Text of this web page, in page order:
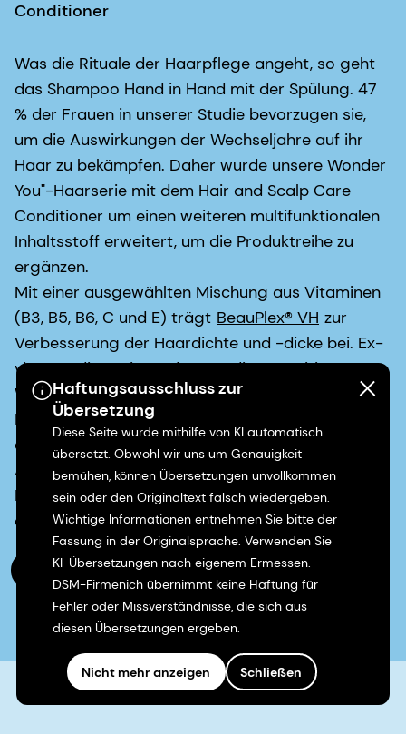
Conditioner
Was die Rituale der Haarpflege angeht, so geht
das Shampoo Hand in Hand mit der Spülung. 47
% der Frauen in unserer Studie bevorzugen sie,
um die Auswirkungen der Wechseljahre auf ihr
Haar zu bekämpfen. Daher wurde unsere Wonder
You"-Haarserie mit dem Hair and Scalp Care
Conditioner um einen weiteren multifunktionalen
Inhaltsstoff erweitert, um die Produktreihe zu
ergänzen.
Mit einer ausgewählten Mischung aus Vitaminen
(B3, B5, B6, C und E) trägt BeauPlex® VH zur
Verbesserung der Haardichte und -dicke bei. Ex-
vivo-Studien zeigen, dass es diese positiven
Wirkungen hat, indem es die Proliferation der
Keratinozyten der Follikel um 76 % verbessert und
die anagene Phase der Haarfollikel verdoppelt.
Außerdem verbessert es die Hydratation und die
Barrierefunktion der Kopfhaut und hat eine starke
antioxidative Wirkung.
Download der Formulierung
Haftungsausschluss zur
Übersetzung
Diese Seite wurde mithilfe von KI automatisch
übersetzt. Obwohl wir uns um Genauigkeit
bemühen, können Übersetzungen unvollkommen
sein oder den Originaltext falsch wiedergeben.
Wichtige Informationen entnehmen Sie bitte der
Fassung in der Originalsprache. Verwenden Sie
KI-Übersetzungen nach eigenem Ermessen.
DSM-Firmenich übernimmt keine Haftung für
Fehler oder Missverständnisse, die sich aus
diesen Übersetzungen ergeben.
Nicht mehr anzeigen Schließen